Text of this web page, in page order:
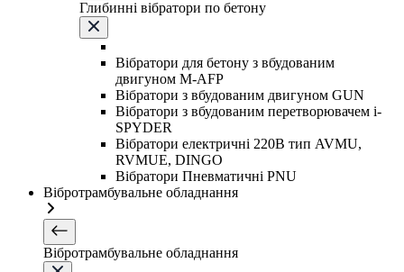
Глибинні вібратори по бетону
Вібратори для бетону з вбудованим
двигуном M-AFP
Вібратори з вбудованим двигуном GUN
Вібратори з вбудованим перетворювачем i-
SPYDER
Вібратори електричні 220B тип AVMU,
RVMUE, DINGO
Вібратори Пневматичні PNU
Вібротрамбувальне обладнання
Вібротрамбувальне обладнання